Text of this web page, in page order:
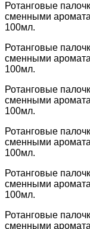
Ротанговые
сменными
100мл.
Ротанговые
сменными
100мл.
Ротанговые
сменными
100мл.
Ротанговые
сменными
100мл.
Ротанговые
сменными
100мл.
Ротанговые
сменными